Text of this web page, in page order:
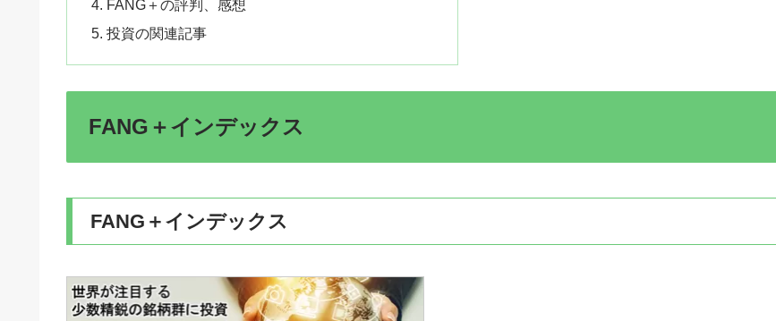
FANG＋の評判、感想
投資の関連記事
FANG＋インデックス
FANG＋インデックス